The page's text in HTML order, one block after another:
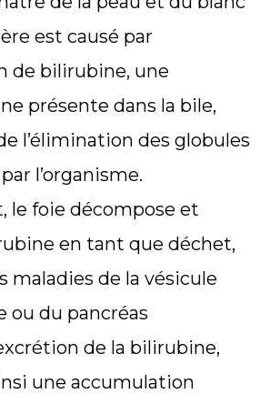
est causé par
de bilirubine, une
présente dans la bile,
l’élimination des globules
l’organisme.
le foie décompose et
en tant que déchet,
maladies de la vésicule
ou du pancréas
de la bilirubine,
une accumulation